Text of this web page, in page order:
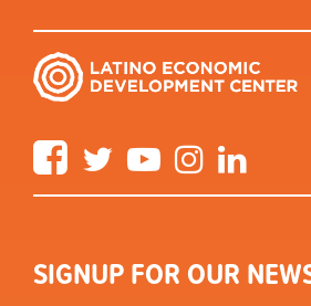
FacebookTwitter YouTube Instagram
SIGNUP FOR OUR